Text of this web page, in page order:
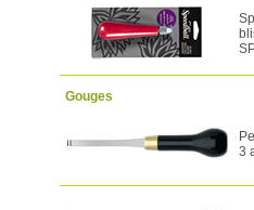
Gouges
3